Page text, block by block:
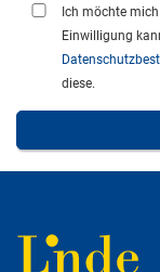
Ich möchte
Einwilligung
diese.